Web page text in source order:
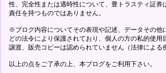
性、完全性または適時性について、豊トラスティ証券
責任を持つものではありません。
※ブログ内容についてその表現や記述、データその他
どの法令により保護されており、個人の方の私的使用
譲渡、販売コピーは認められていません（法律による
以上の点をご了承の上、本ブログをご利用下さい。